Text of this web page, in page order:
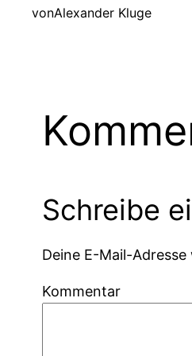
vonAlexander Kluge
Schreibe
Deine E-Mail-
Kommentar